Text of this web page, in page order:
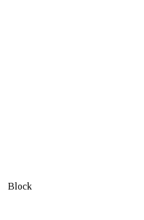
Block